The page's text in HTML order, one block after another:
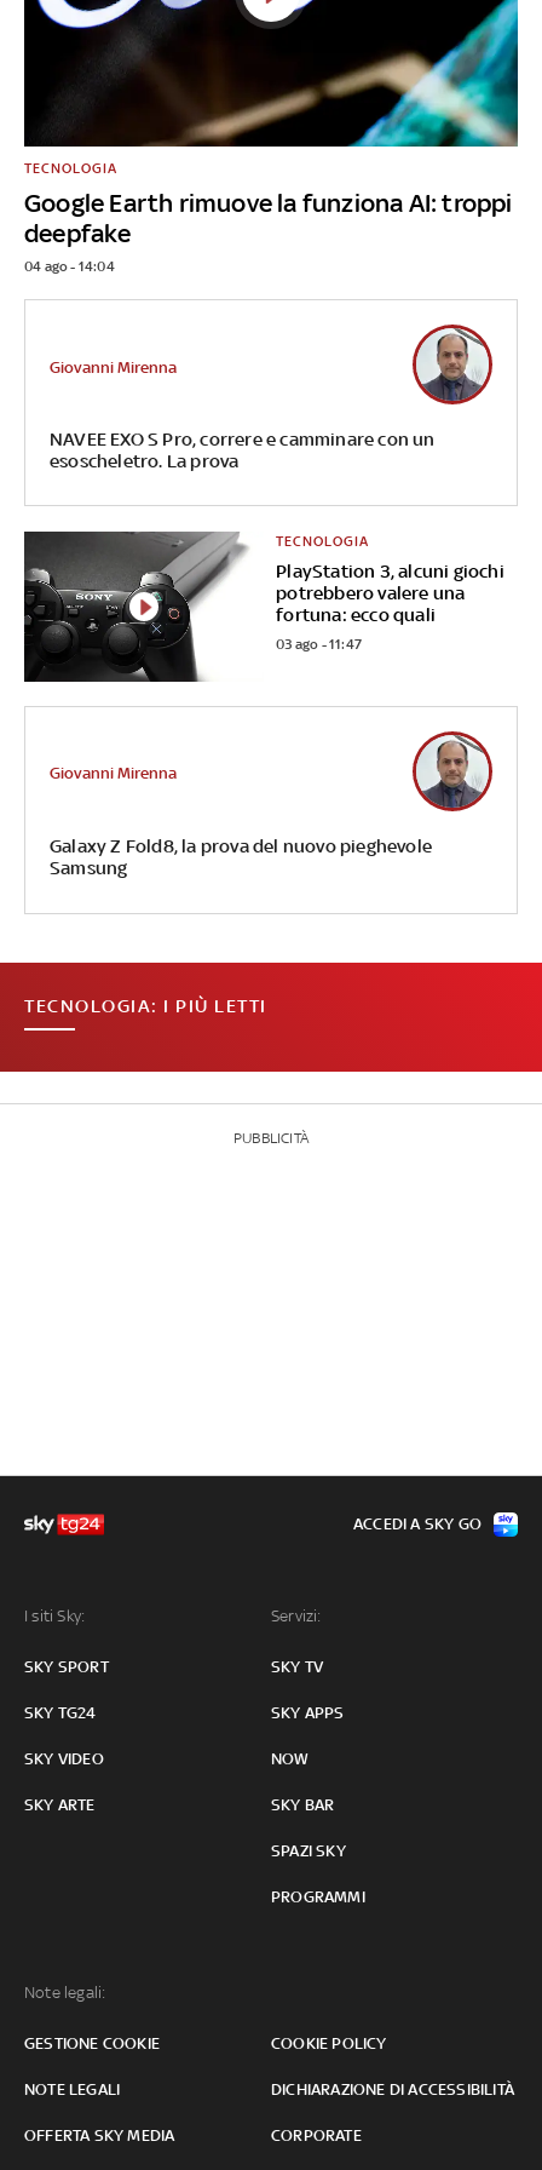
Google Earth rimuove la funziona AI: troppi
deepfake
TECNOLOGIA
04 ago - 14:04
NAVEE EXO S Pro, correre e camminare con un
esoscheletro. La prova
Giovanni Mirenna
PlayStation 3, alcuni giochi
potrebbero valere una
fortuna: ecco quali
TECNOLOGIA
03 ago - 11:47
Galaxy Z Fold8, la prova del nuovo pieghevole
Samsung
Giovanni Mirenna
TECNOLOGIA: I PIÙ LETTI
PUBBLICITÀ
I siti Sky:
SKY SPORT
SKY TG24
SKY VIDEO
SKY ARTE
Servizi:
SKY TV
SKY APPS
NOW
SKY BAR
SPAZI SKY
PROGRAMMI
Note legali:
GESTIONE COOKIE COOKIE POLICY
NOTE LEGALI DICHIARAZIONE DI ACCESSIBILITÀ
OFFERTA SKY MEDIA CORPORATE
ACCEDI A SKY GO